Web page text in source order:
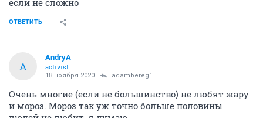
если не сложно
ОТВЕТИТЬ
A
AndryA
activist
18 ноября 2020 adambereg1
Очень многие (если не большинство) не любят жару
и мороз. Мороз так уж точно больше половины